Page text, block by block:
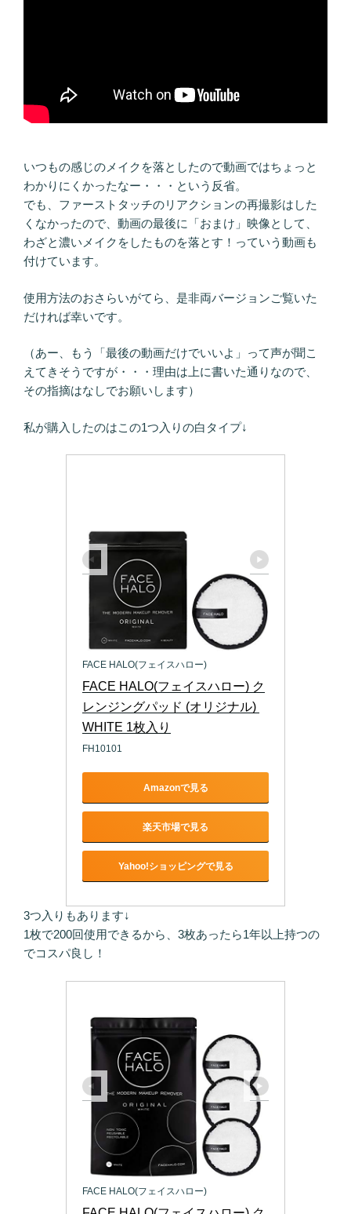
いつもの感じのメイクを落としたので動画ではちょっと
わかりにくかったなー・・・という反省。
でも、ファーストタッチのリアクションの再撮影はした
くなかったので、動画の最後に「おまけ」映像として、
わざと濃いメイクをしたものを落とす！っていう動画も
付けています。
使用方法のおさらいがてら、是非両バージョンご覧いた
だければ幸いです。
（あー、もう「最後の動画だけでいいよ」って声が聞こ
えてきそうですが・・・理由は上に書いた通りなので、
その指摘はなしでお願いします）
私が購入したのはこの1つ入りの白タイプ↓
FACE HALO(フェイスハロー)
FACE HALO(フェイスハロー) ク
レンジングパッド (オリジナル)
WHITE 1枚入り
FH10101
Amazonで見る
楽天市場で見る
Yahoo!ショッピングで見る
3つ入りもあります↓
1枚で200回使用できるから、3枚あったら1年以上持つの
でコスパ良し！
FACE HALO(フェイスハロー)